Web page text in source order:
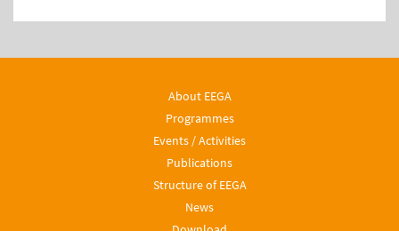
About EEGA
Programmes
Events / Activities
Publications
Structure of EEGA
News